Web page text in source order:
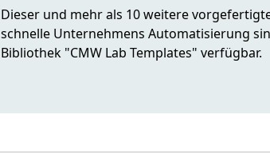
Dieser und mehr als 10 weitere
schnelle Unternehmens Automatisierung
Bibliothek "CMW Lab Templates" verfügbar.